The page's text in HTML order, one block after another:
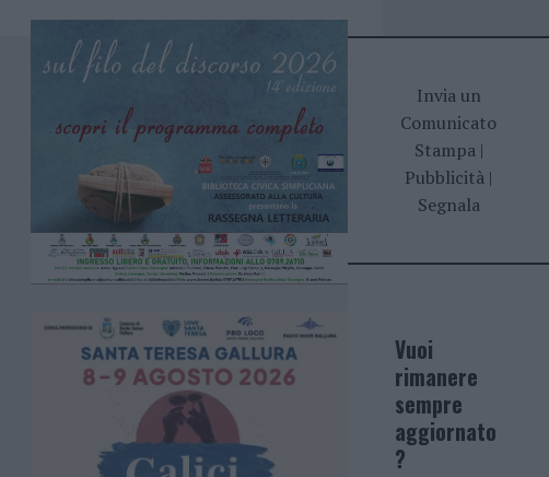
Invia un
Comunicato
Stampa|
Pubblicità |
Segnala
Vuoi
rimanere
sempre
aggiornato
?